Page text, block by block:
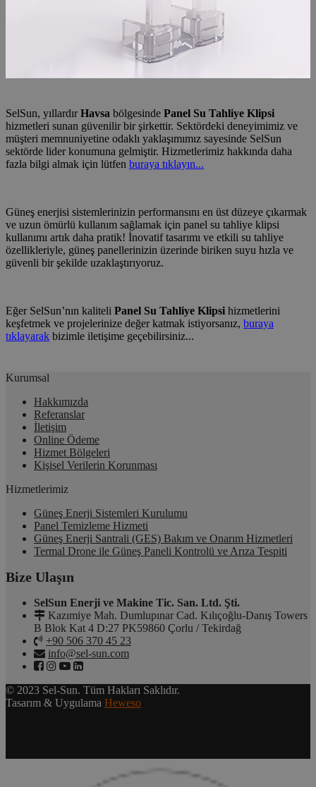
SelSun, yıllardırHavsa bölgesinde Panel Su Tahliye Klipsi
hizmetleri sunan güvenilir bir şirkettir. Sektördeki deneyimimiz ve
müşteri memnuniyetine odaklı yaklaşımımız sayesinde SelSun
sektörde lider konumuna gelmiştir. Hizmetlerimiz hakkında daha
fazla bilgi almak için lütfen buraya tıklayın...
Güneş enerjisi sistemlerinizin performansını en üst düzeye çıkarmak
ve uzun ömürlü kullanım sağlamak için panel su tahliye klipsi
kullanımı artık daha pratik! İnovatif tasarımı ve etkili su tahliye
özellikleriyle, güneş panellerinizin üzerinde biriken suyu hızla ve
güvenli bir şekilde uzaklaştırıyoruz.
Eğer SelSun’nın kaliteli Panel Su Tahliye Klipsi hizmetlerini
keşfetmek ve projelerinize değer katmak istiyorsanız, buraya
tıklayarak bizimle iletişime geçebilirsiniz...
Kurumsal
Hakkımızda
Referanslar
İletişim
Online Ödeme
Hizmet Bölgeleri
Kişisel Verilerin Korunması
Hizmetlerimiz
Güneş Enerji Sistemleri Kurulumu
Panel Temizleme Hizmeti
Güneş Enerji Santrali (GES) Bakım ve Onarım Hizmetleri
Termal Drone ile Güneş Paneli Kontrolü ve Arıza Tespiti
Bize Ulaşın
SelSun Enerji ve Makine Tic. San. Ltd. Şti.
Kazımiye Mah. Dumlupınar Cad. Kılıçoğlu-Danış Towers
B Blok Kat 4 D:27 PK59860 Çorlu / Tekirdağ
+90 506 370 45 23
info@sel-sun.com
© 2023 Sel-Sun. Tüm Hakları Saklıdır.
Tasarım & Uygulama Heweso